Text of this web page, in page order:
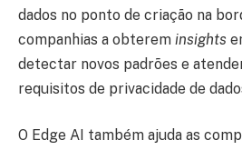
dados no ponto de criação na
companhias a obterem insights
detectar novos padrões e
requisitos de privacidade de
O Edge AI também ajuda as